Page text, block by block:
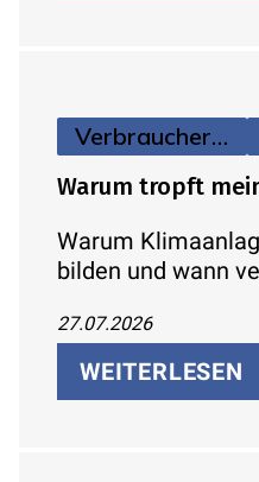
Verbraucherinfos
Warum tropft
Warum
bilden und wann
27.07.2026
WEITERLESEN